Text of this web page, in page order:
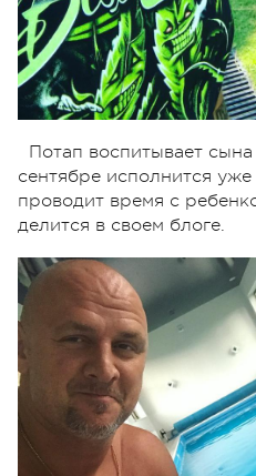
Потап воспитывает
сентябре исполнится
проводит время с
делится в своем блоге.